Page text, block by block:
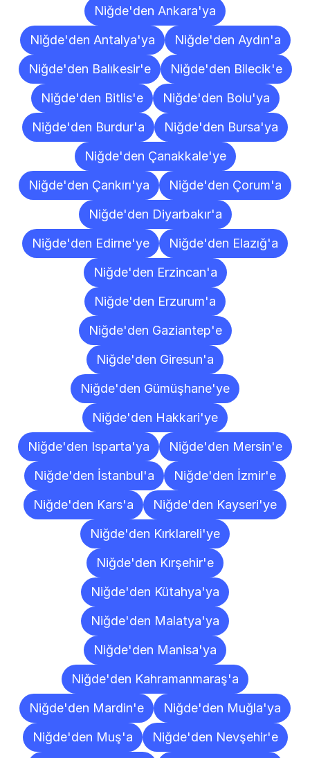
Niğde'den Ankara'ya
Niğde'den Antalya'ya
Niğde'den Aydın'a
Niğde'den Balıkesir'e
Niğde'den Bilecik'e
Niğde'den Bitlis'e
Niğde'den Bolu'ya
Niğde'den Burdur'a
Niğde'den Bursa'ya
Niğde'den Çanakkale'ye
Niğde'den Çankırı'ya
Niğde'den Çorum'a
Niğde'den Diyarbakır'a
Niğde'den Edirne'ye
Niğde'den Elazığ'a
Niğde'den Erzincan'a
Niğde'den Erzurum'a
Niğde'den Gaziantep'e
Niğde'den Giresun'a
Niğde'den Gümüşhane'ye
Niğde'den Hakkari'ye
Niğde'den Isparta'ya
Niğde'den Mersin'e
Niğde'den İstanbul'a
Niğde'den İzmir'e
Niğde'den Kars'a
Niğde'den Kayseri'ye
Niğde'den Kırklareli'ye
Niğde'den Kırşehir'e
Niğde'den Kütahya'ya
Niğde'den Malatya'ya
Niğde'den Manisa'ya
Niğde'den Kahramanmaraş'a
Niğde'den Mardin'e
Niğde'den Muğla'ya
Niğde'den Muş'a
Niğde'den Nevşehir'e